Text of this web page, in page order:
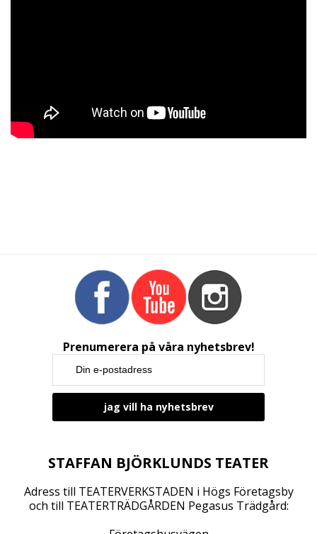
Prenumerera på våra nyhetsbrev!
STAFFAN BJÖRKLUNDS TEATER
Adress till TEATERVERKSTADEN i Högs Företagsby
och till TEATERTRÄDGÅRDEN Pegasus Trädgård: